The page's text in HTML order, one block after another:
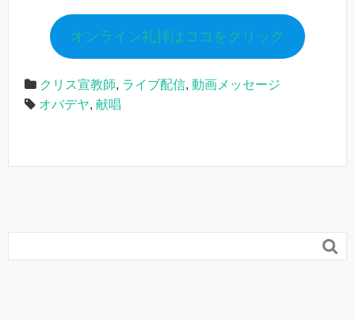
オンライン礼拝はココをクリック
クリス宣教師, ライブ配信, 動画メッセージ
オバデヤ, 献唱
